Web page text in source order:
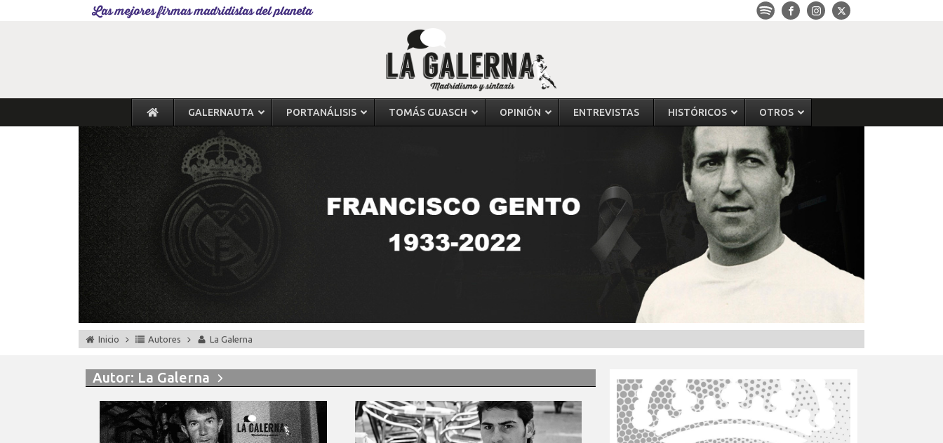
Las mejores firmas madridistas del planeta
GALERNAUTA PORTANÁLISIS TOMÁS GUASCH OPINIÓN ENTREVISTAS HISTÓRICOS OTROS
Inicio Autores La Galerna
Autor: La Galerna